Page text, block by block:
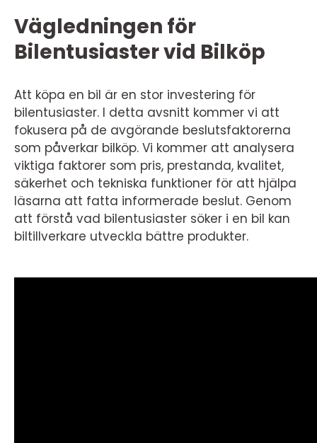
Vägledningen för
Bilentusiaster vid Bilköp
Att köpa en bil är en stor investering för
bilentusiaster. I detta avsnitt kommer vi att
fokusera på de avgörande beslutsfaktorerna
som påverkar bilköp. Vi kommer att analysera
viktiga faktorer som pris, prestanda, kvalitet,
säkerhet och tekniska funktioner för att hjälpa
läsarna att fatta informerade beslut. Genom
att förstå vad bilentusiaster söker i en bil kan
biltillverkare utveckla bättre produkter.